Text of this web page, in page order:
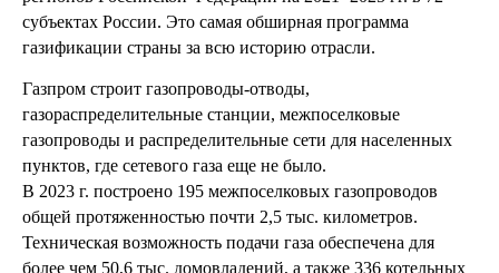
субъектах России. Это самая обширная программа
газификации страны за всю историю отрасли.
Газпром строит газопроводы-отводы,
газораспределительные станции, межпоселковые
газопроводы и распределительные сети для населенных
пунктов, где сетевого газа еще не было.
В 2023 г. построено 195 межпоселковых газопроводов
общей протяженностью почти 2,5 тыс. километров.
Техническая возможность подачи газа обеспечена для
более чем 50,6 тыс. домовладений, а также 336 котельных